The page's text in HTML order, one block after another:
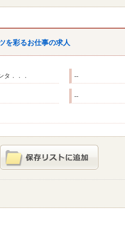
を彩るお仕事の求人
．．． --
--